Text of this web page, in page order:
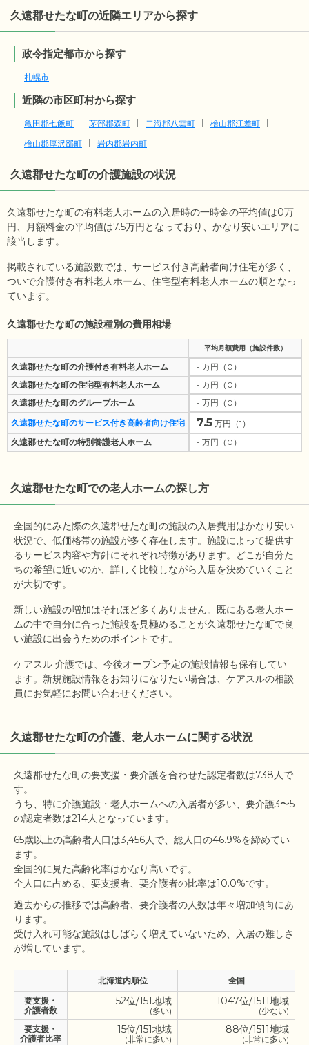
久遠郡せたな町の近隣エリアから探す
政令指定都市から探す
札幌市
近隣の市区町村から探す
亀田郡七飯町 茅部郡森町 二海郡八雲町
檜山郡江差町
檜山郡厚沢部町
岩内郡岩内町
久遠郡せたな町の介護施設の状況
久遠郡せたな町の有料老人ホームの入居時の一時金の平均値は0万
円、月額料金の平均値は7.5万円となっており、かなり安いエリアに
該当します。
掲載されている施設数では、サービス付き高齢者向け住宅が多く、
ついで介護付き有料老人ホーム、住宅型有料老人ホームの順となっ
ています。
久遠郡せたな町の施設種別の費用相場
平均月額費用（施設件数）
久遠郡せたな町の介護付き有料老人ホーム
- 万円（0）
久遠郡せたな町の住宅型有料老人ホーム
- 万円（0）
久遠郡せたな町のグループホーム
- 万円（0）
久遠郡せたな町のサービス付き高齢者向け住宅
7.5 万円（1）
久遠郡せたな町の特別養護老人ホーム
- 万円（0）
久遠郡せたな町での老人ホームの探し方
全国的にみた際の久遠郡せたな町の施設の入居費用はかなり安い
状況で、低価格帯の施設が多く存在します。施設によって提供す
るサービス内容や方針にそれぞれ特徴があります。どこが自分た
ちの希望に近いのか、詳しく比較しながら入居を決めていくこと
が大切です。
新しい施設の増加はそれほど多くありません。既にある老人ホー
ムの中で自分に合った施設を見極めることが久遠郡せたな町で良
い施設に出会うためのポイントです。
ケアスル 介護では、今後オープン予定の施設情報も保有してい
ます。新規施設情報をお知りになりたい場合は、ケアスルの相談
員にお気軽にお問い合わせください。
久遠郡せたな町の介護、老人ホームに関する状況
久遠郡せたな町の要支援・要介護を合わせた認定者数は738人で
す。
うち、特に介護施設・老人ホームへの入居者が多い、要介護3〜5
65歳以上の高齢者人口は3,456人で、総人口の46.9%を締めてい
ます。
全国的に見た高齢化率はかなり高いです。
過去からの推移では高齢者、要介護者の人数は年々増加傾向にあ
ります。
受け入れ可能な施設はしばらく増えていないため、入居の難しさ
北海道内順位
全国
要支援・
介護者数
52位/151地域
(多い)
1047位/1511地域
(少ない)
要支援・
介護者比率
15位/151地域
(非常に多い)
88位/1511地域
(非常に多い)